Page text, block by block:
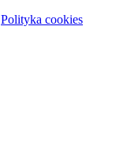
Polityka cookies